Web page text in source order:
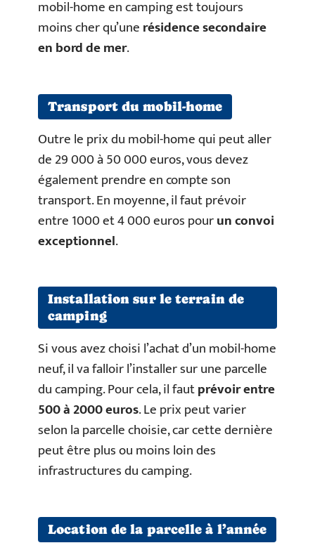
mobil-home en camping est toujours
moins cher qu’unerésidence secondaire
en bord de mer.
Transport du mobil-home
Outre le prix du mobil-home qui peut aller
de 29 000 à 50 000 euros, vous devez
également prendre en compte son
transport. En moyenne, il faut prévoir
entre 1000 et 4 000 euros pourun convoi
exceptionnel.
Installation sur le terrain de
camping
Si vous avez choisi l’achat d’un mobil-home
neuf, il va falloir l’installer sur une parcelle
du camping. Pour cela, il fautprévoir entre
500 à 2000 euros. Le prix peut varier
selon la parcelle choisie, car cette dernière
peut être plus ou moins loin des
infrastructures du camping.
Location de la parcelle à l’année